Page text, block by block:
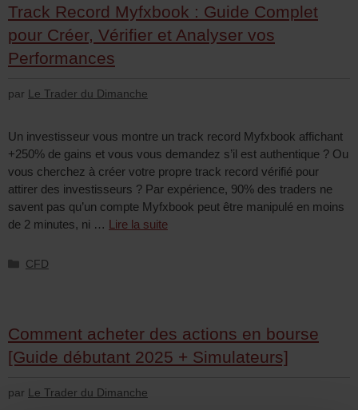
Track Record Myfxbook : Guide Complet
pour Créer, Vérifier et Analyser vos
Performances
par Le Trader du Dimanche
Un investisseur vous montre un track record Myfxbook affichant
+250% de gains et vous vous demandez s’il est authentique ? Ou
vous cherchez à créer votre propre track record vérifié pour
attirer des investisseurs ? Par expérience, 90% des traders ne
savent pas qu’un compte Myfxbook peut être manipulé en moins
de 2 minutes, ni … Lire la suite
CFD
Comment acheter des actions en bourse
[Guide débutant 2025 + Simulateurs]
par Le Trader du Dimanche